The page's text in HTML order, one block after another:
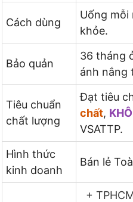
Cách dùng
Uống
khỏe.
Bảo quản
36 tháng
ánh nắng
Tiêu chuẩn
chất lượng
Đạt tiêu
chất,
VSATTP.
Hình thức
kinh doanh
Bán lẻ
+